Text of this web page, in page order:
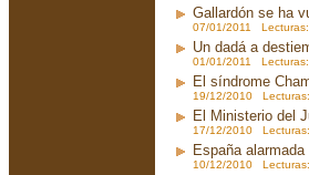
Gallardón se ha
07/01/2011
Un dadá a
01/01/2011
El síndrome
19/12/2010
El Ministerio del
17/12/2010
España alarmada
10/12/2010